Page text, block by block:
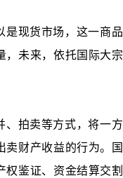
现货市场，这一商
未来，依托国际大
拍卖等方式，将一
财产收益的行为。
鉴证、资金结算交